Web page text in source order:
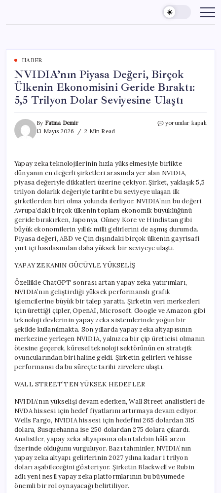
content
HABER
NVIDIA’nın Piyasa Değeri, Birçok
Ülkenin Ekonomisini Geride Bıraktı:
5,5 Trilyon Dolar Seviyesine Ulaştı
By Fatma Demir
13 Mayıs 2026
2 Min Read
NVIDIA’nın
Ekonomisini
Geride
Bıraktı:
5,5
Trilyon
Dolar
Seviyesine
Ulaştı
için
yorumlar kapalı
Yapay zeka teknolojilerinin hızla yükselmesiyle birlikte
dünyanın en değerli şirketleri arasında yer alan NVIDIA,
piyasa değeriyle dikkatleri üzerine çekiyor. Şirket, yaklaşık 5,5
trilyon dolarlık değeriyle tarihte bu seviyeye ulaşan ilk
şirketlerden biri olma yolunda ilerliyor. NVIDIA’nın bu değeri,
Avrupa’daki birçok ülkenin toplam ekonomik büyüklüğünü
geride bırakırken, Japonya, Güney Kore ve Hindistan gibi
büyük ekonomilerin yıllık milli gelirlerini de aşmış durumda.
Piyasa değeri, ABD ve Çin dışındaki birçok ülkenin gayrisafi
yurt içi hasılasından daha yüksek bir seviyeye ulaştı.
YAPAY ZEKANIN GÜCÜYLE YÜKSELİŞ
Özellikle ChatGPT sonrası artan yapay zeka yatırımları,
NVIDIA’nın geliştirdiği yüksek performanslı grafik
işlemcilerine büyük bir talep yarattı. Şirketin veri merkezleri
için ürettiği çipler, OpenAI, Microsoft, Google ve Amazon gibi
teknoloji devlerinin yapay zeka sistemlerinde yoğun bir
şekilde kullanılmakta. Son yıllarda yapay zeka altyapısının
merkezine yerleşen NVIDIA, yalnızca bir çip üreticisi olmanın
ötesine geçerek, küresel teknoloji sektörünün en stratejik
oyuncularından biri haline geldi. Şirketin gelirleri ve hisse
performansı da bu süreçte tarihi zirvelere ulaştı.
WALL STREET’TEN YÜKSEK HEDEFLER
NVIDIA’nın yükselişi devam ederken, Wall Street analistleri de
NVDA hissesi için hedef fiyatlarını artırmaya devam ediyor.
Wells Fargo, NVIDIA hissesi için hedefini 265 dolardan 315
dolara, Susquehanna ise 250 dolardan 275 dolara çıkardı.
Analistler, yapay zeka altyapısına olan talebin hâlâ arzın
üzerinde olduğunu vurguluyor. Bazı tahminler, NVIDIA’nın
yapay zeka altyapı gelirlerinin 2027 yılına kadar 1 trilyon
doları aşabileceğini gösteriyor. Şirketin Blackwell ve Rubin
adlı yeni nesil yapay zeka platformlarının bu büyümede
önemli bir rol oynayacağı belirtiliyor.